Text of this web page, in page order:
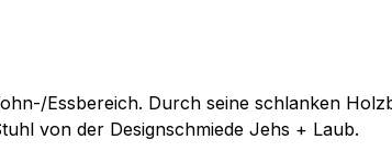
Essbereich. Durch seine schlanken
von der Designschmiede Jehs + Laub.